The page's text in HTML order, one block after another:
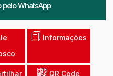
peloWhatsApp
Informações
QR Code